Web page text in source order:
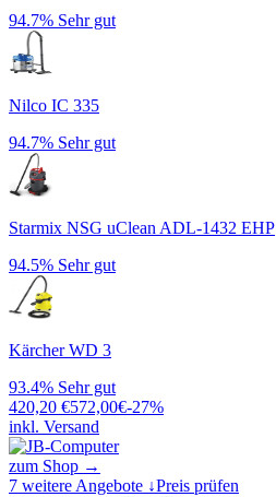
94.7% Sehr gut
Nilco IC 335
94.7% Sehr gut
Starmix NSG uClean ADL-1432 EHP
94.5% Sehr gut
Kärcher WD 3
93.4% Sehr gut
420,20 €572,00€-27%
inkl. Versand
zum Shop →
7 weitere Angebote ↓Preis prüfen